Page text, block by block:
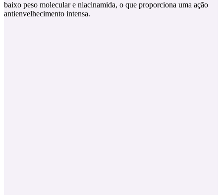
baixo peso molecular e niacinamida, o que proporciona uma ação
antienvelhecimento intensa.